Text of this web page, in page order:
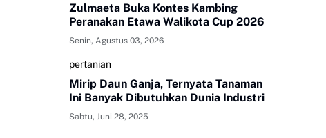
Zulmaeta Buka Kontes Kambing
Peranakan Etawa Walikota Cup 2026
Senin, Agustus 03, 2026
pertanian
Mirip Daun Ganja, Ternyata Tanaman
Ini Banyak Dibutuhkan Dunia Industri
Sabtu, Juni 28, 2025